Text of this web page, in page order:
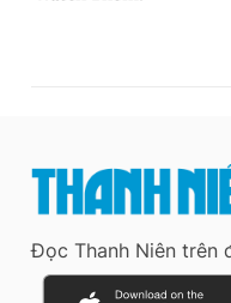
Đọc Thanh Niên trên